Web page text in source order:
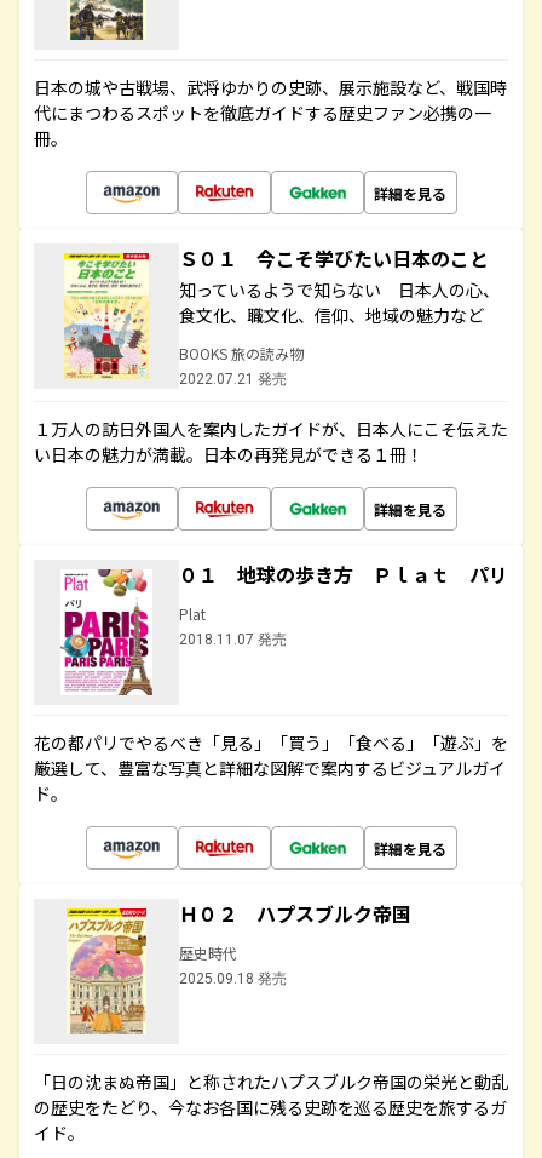
日本の城や古戦場、武将ゆかりの史跡、展示施設など、戦国時
代にまつわるスポットを徹底ガイドする歴史ファン必携の一
冊。
詳細を見る
Ｓ０１ 今こそ学びたい日本のこと
知っているようで知らない 日本人の心、
食文化、職文化、信仰、地域の魅力など
BOOKS 旅の読み物
2022.07.21 発売
１万人の訪日外国人を案内したガイドが、日本人にこそ伝えた
い日本の魅力が満載。日本の再発見ができる１冊！
詳細を見る
０１ 地球の歩き方 Ｐｌａｔ パリ
Plat
2018.11.07 発売
花の都パリでやるべき「見る」「買う」「食べる」「遊ぶ」を
厳選して、豊富な写真と詳細な図解で案内するビジュアルガイ
ド。
詳細を見る
Ｈ０２ ハプスブルク帝国
歴史時代
2025.09.18 発売
「日の沈まぬ帝国」と称されたハプスブルク帝国の栄光と動乱
の歴史をたどり、今なお各国に残る史跡を巡る歴史を旅するガ
イド。